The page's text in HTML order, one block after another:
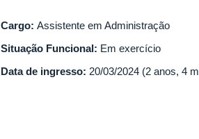
Cargo: Assistente em Administração
Situação Funcional: Em exercício
Data de ingresso: 20/03/2024 (2 anos, 4